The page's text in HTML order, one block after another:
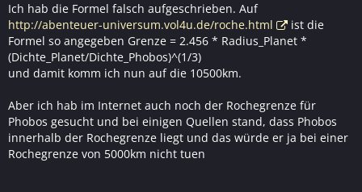
Ich hab die Formel falsch aufgeschrieben. Auf
http://abenteuer-universum.vol4u.de/roche.html
ist die
Formel so angegeben Grenze = 2.456 * Radius_Planet *
(Dichte_Planet/Dichte_Phobos)^(1/3)
und damit komm ich nun auf die 10500km.
Aber ich hab im Internet auch noch der Rochegrenze für
Phobos gesucht und bei einigen Quellen stand, dass Phobos
innerhalb der Rochegrenze liegt und das würde er ja bei einer
Rochegrenze von 5000km nicht tuen